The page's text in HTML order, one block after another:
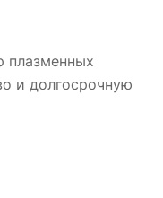
плазменных
и долгосрочную